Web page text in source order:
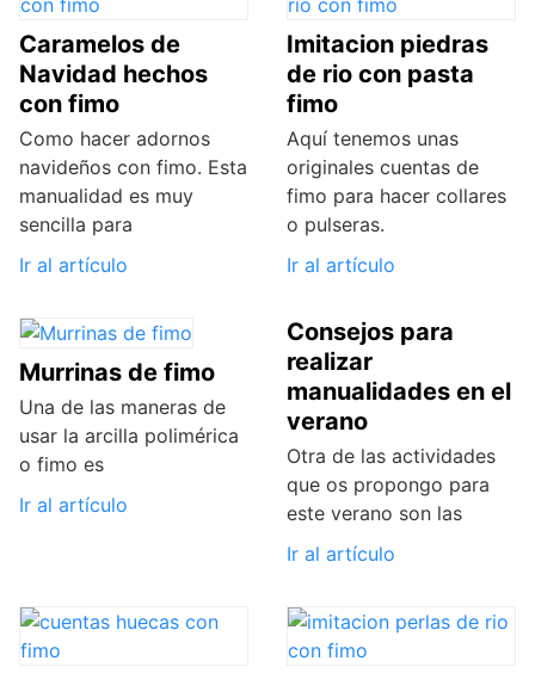
Caramelos de
Navidad hechos
con fimo
Como hacer adornos
navideños con fimo. Esta
manualidad es muy
sencilla para
Ir al artículo
Imitacion piedras
de rio con pasta
fimo
Aquí tenemos unas
originales cuentas de
fimo para hacer collares
o pulseras.
Ir al artículo
Murrinas de fimo
Una de las maneras de
usar la arcilla polimérica
o fimo es
Ir al artículo
Consejos para
realizar
manualidades en el
verano
Otra de las actividades
que os propongo para
este verano son las
Ir al artículo